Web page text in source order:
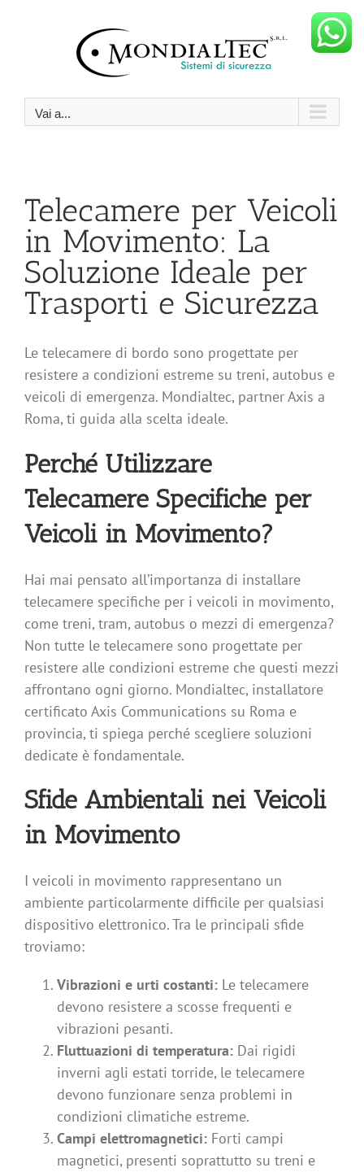
Vai a...
Telecamere per Veicoli
in Movimento: La
Soluzione Ideale per
Trasporti e Sicurezza
Le telecamere di bordo sono progettate per
resistere a condizioni estreme su treni, autobus e
veicoli di emergenza. Mondialtec, partner Axis a
Roma, ti guida alla scelta ideale.
Perché Utilizzare
Telecamere Specifiche per
Veicoli in Movimento?
Hai mai pensato all’importanza di installare
telecamere specifiche per i veicoli in movimento,
come treni, tram, autobus o mezzi di emergenza?
Non tutte le telecamere sono progettate per
resistere alle condizioni estreme che questi mezzi
affrontano ogni giorno. Mondialtec, installatore
certificato Axis Communications su Roma e
provincia, ti spiega perché scegliere soluzioni
dedicate è fondamentale.
Sfide Ambientali nei Veicoli
in Movimento
I veicoli in movimento rappresentano un
ambiente particolarmente difficile per qualsiasi
dispositivo elettronico. Tra le principali sfide
troviamo:
Vibrazioni e urti costanti: Le telecamere
devono resistere a scosse frequenti e
vibrazioni pesanti.
Fluttuazioni di temperatura: Dai rigidi
inverni agli estati torride, le telecamere
devono funzionare senza problemi in
condizioni climatiche estreme.
Campi elettromagnetici: Forti campi
magnetici, presenti soprattutto su treni e